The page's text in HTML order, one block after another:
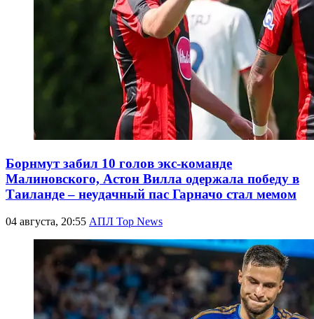
Борнмут забил 10 голов экс-команде
Малиновского, Астон Вилла одержала победу в
Таиланде – неудачный пас Гарначо стал мемом
04 августа, 20:55 АПЛ Top News